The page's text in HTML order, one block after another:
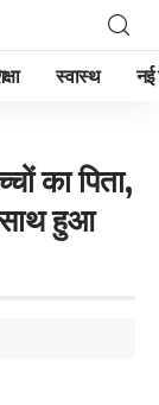
स्वास्थ नई
का पिता,
साथ हुआ